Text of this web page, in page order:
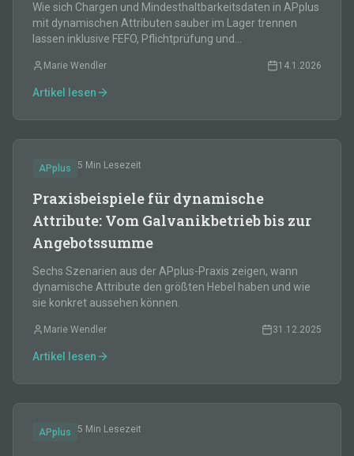
Wie sich Chargen und Mindesthaltbarkeitsdaten in APplus
mit dynamischen Attributen sauber im Lager trennen
lassen inklusive FEFO, Pflichtprüfung und
Marie Wendler 14.1.2026
Artikel lesen
APplus 5 Min Lesezeit
Praxisbeispiele für dynamische
Attribute: Vom Galvanikbetrieb bis zur
Angebotssumme
Sechs Szenarien aus der APplus-Praxis zeigen, wann
dynamische Attribute den größten Hebel haben und wie
sie konkret aussehen können.
Marie Wendler 31.12.2025
Artikel lesen
APplus 5 Min Lesezeit